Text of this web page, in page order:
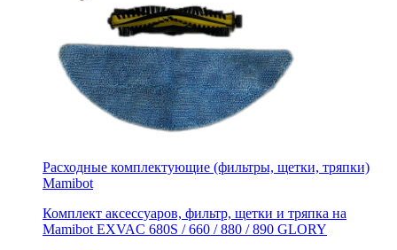
Расходные комплектующие (фильтры, щетки, тряпки)
Mamibot
Комплект аксессуаров, фильтр, щетки и тряпка на
Mamibot EXVAC 680S / 660 / 880 / 890 GLORY